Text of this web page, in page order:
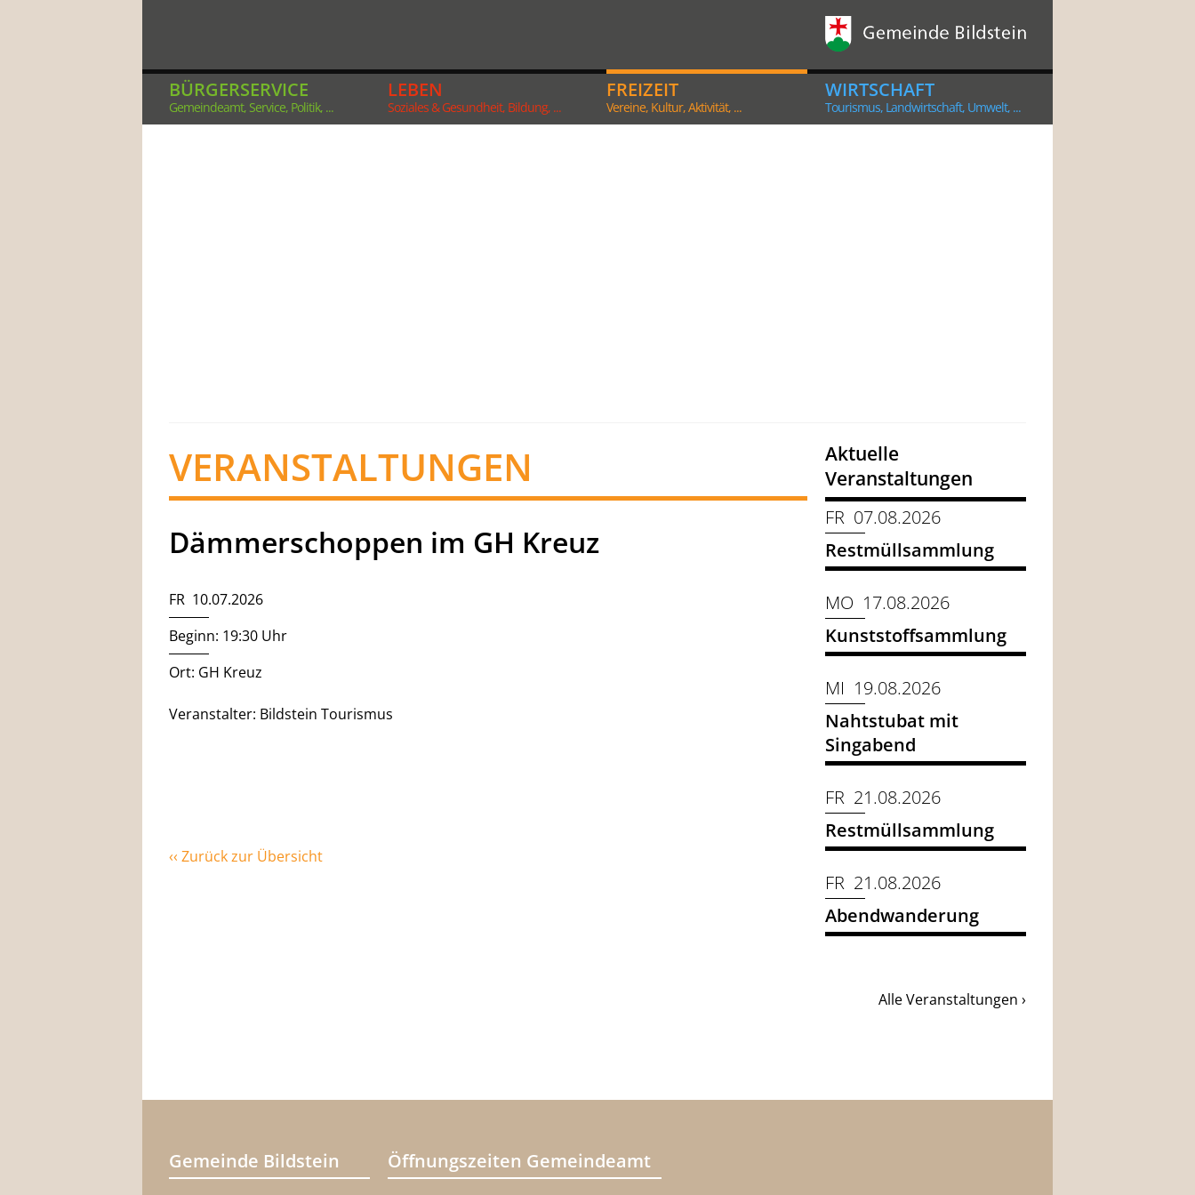
BÜRGERSERVICE
Gemeindeamt, Service, Politik, ...
LEBEN
Soziales & Gesundheit, Bildung, ...
FREIZEIT
Vereine, Kultur, Aktivität, ...
WIRTSCHAFT
Tourismus, Landwirtschaft, Umwelt, ...
VERANSTALTUNGEN
Dämmerschoppen im GH Kreuz
FR 10.07.2026
Beginn: 19:30 Uhr
Ort: GH Kreuz
Veranstalter: Bildstein Tourismus
‹‹ Zurück zur Übersicht
Aktuelle
Veranstaltungen
FR 07.08.2026
Restmüllsammlung
MO 17.08.2026
Kunststoffsammlung
MI 19.08.2026
Nahtstubat mit
Singabend
FR 21.08.2026
Restmüllsammlung
FR 21.08.2026
Abendwanderung
Alle Veranstaltungen ›
Gemeinde Bildstein Öffnungszeiten Gemeindeamt